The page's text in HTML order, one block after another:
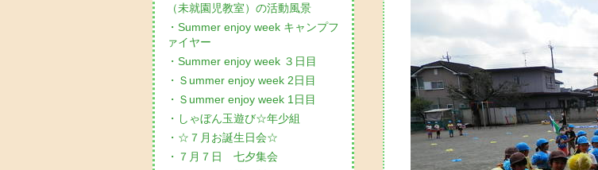
（未就園児教室）の活動風景
・Summer enjoy week キャンプフ
ァイヤー
・Summer enjoy week ３日目
・Ｓummer enjoy week 2日目
・Ｓummer enjoy week 1日目
・しゃぼん玉遊び☆年少組
・☆７月お誕生日会☆
・７月７日 七夕集会